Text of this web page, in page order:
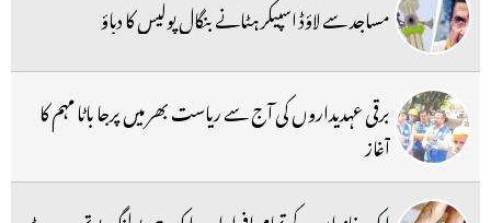
مساجد سے لاؤڈ اسپیکر ہٹانے بنگال پولیس کا دباؤ
برقی عہدیداروں کی آج سے ریاست بھر میں پرجا باٹا مہم کا
آغاز